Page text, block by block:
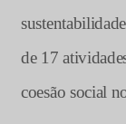
de 17
coesão social